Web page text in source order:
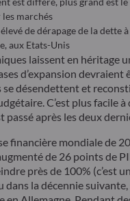
marchés
de dérapage de la dette
aux Etats-Unis
laissent en héritage
d’expansion devraient
se désendettent et
C’est plus facile à
passé après les deux
financière mondiale de
de 26 points de
près de 100% (c’est
dans la décennie suivante,